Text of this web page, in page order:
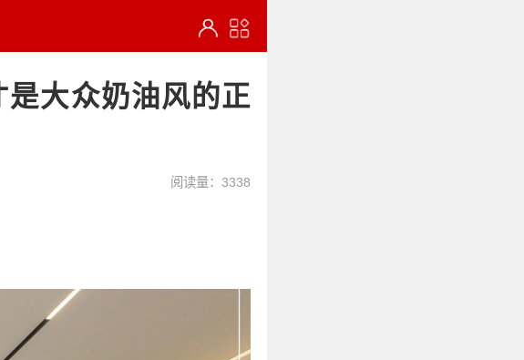
大众奶油风的正
阅读量：3338